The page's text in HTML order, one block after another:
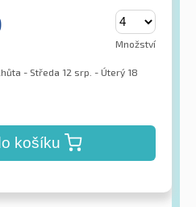
Množství
- Středa 12 srp. - Úterý 18
košíku